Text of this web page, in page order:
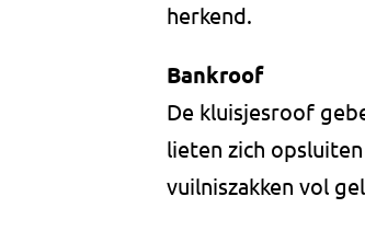
herkend.
Bankroof
De kluisjesroof
lieten zich
vuilniszakken vol